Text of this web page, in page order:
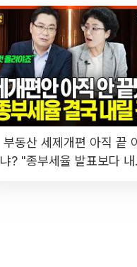
부동산 세제개편 아직 끝
냐? "종부세율 발표보다 내